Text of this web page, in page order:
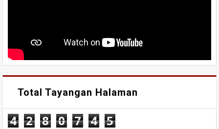
Total Tayangan Halaman
4 2 8 0 7 4 5